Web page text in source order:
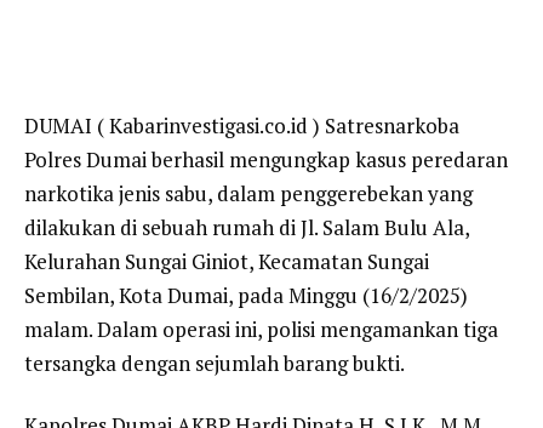
DUMAI ( Kabarinvestigasi.co.id ) Satresnarkoba
Polres Dumai berhasil mengungkap kasus peredaran
narkotika jenis sabu, dalam penggerebekan yang
dilakukan di sebuah rumah di Jl. Salam Bulu Ala,
Kelurahan Sungai Giniot, Kecamatan Sungai
Sembilan, Kota Dumai, pada Minggu (16/2/2025)
malam. Dalam operasi ini, polisi mengamankan tiga
tersangka dengan sejumlah barang bukti.